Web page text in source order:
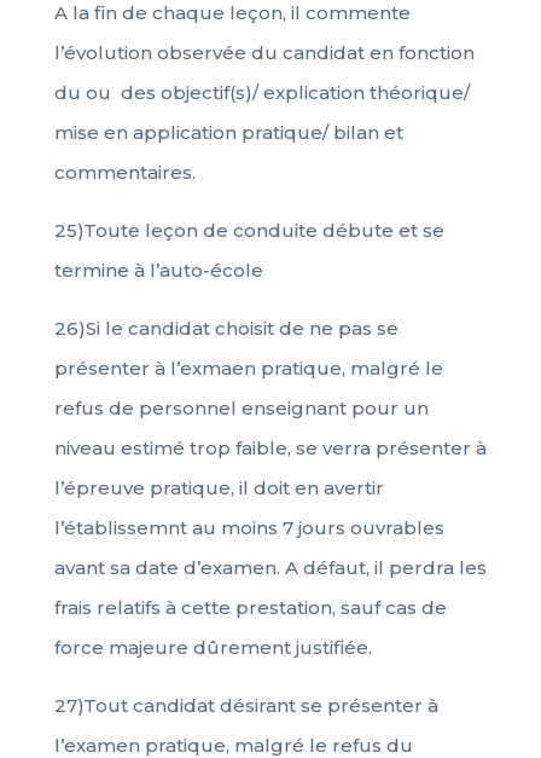
A la fin de chaque leçon, il commente
l’évolution observée du candidat en fonction
du ou des objectif(s)/ explication théorique/
mise en application pratique/ bilan et
commentaires.
25)Toute leçon de conduite débute et se
termine à l’auto-école
26)Si le candidat choisit de ne pas se
présenter à l’exmaen pratique, malgré le
refus de personnel enseignant pour un
niveau estimé trop faible, se verra présenter à
l’épreuve pratique, il doit en avertir
l’établissemnt au moins 7 jours ouvrables
avant sa date d’examen. A défaut, il perdra les
frais relatifs à cette prestation, sauf cas de
force majeure dûrement justifiée.
27)Tout candidat désirant se présenter à
l’examen pratique, malgré le refus du